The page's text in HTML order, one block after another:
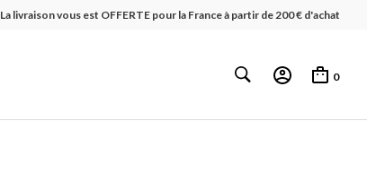
La livraison vous est OFFERTE pour la France à partir de 200 € d'achat
0